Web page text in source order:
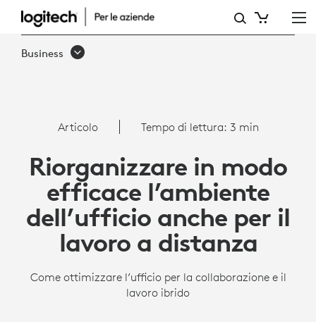
UFFICIO
PER
LAVORO
IBRIDA
Business
Articolo Tempo di lettura: 3 min
Riorganizzare in modo
efficace l’ambiente
dell’ufficio anche per il
lavoro a distanza
Come ottimizzare l’ufficio per la collaborazione e il
lavoro ibrido